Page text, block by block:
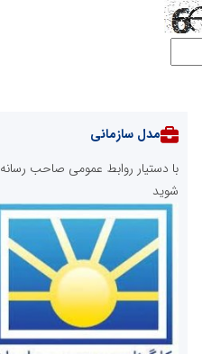
مدل سازمانی
با دستیار روابط عمومی صاحب رسانه
شوید